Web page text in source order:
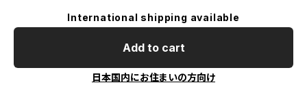
International shipping available
Add to cart
日本国内にお住まいの方向け